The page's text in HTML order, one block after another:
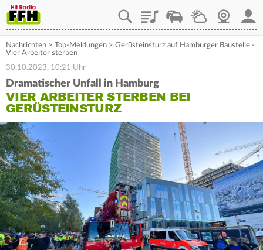
PlaylistStaupilotWetterWebcam
Nachrichten > Top-Meldungen > Gerüsteinsturz auf Hamburger Baustelle -
Vier Arbeiter sterben
30.10.2023, 10:21 Uhr
Dramatischer Unfall in Hamburg
VIER ARBEITER STERBEN BEI
GERÜSTEINSTURZ